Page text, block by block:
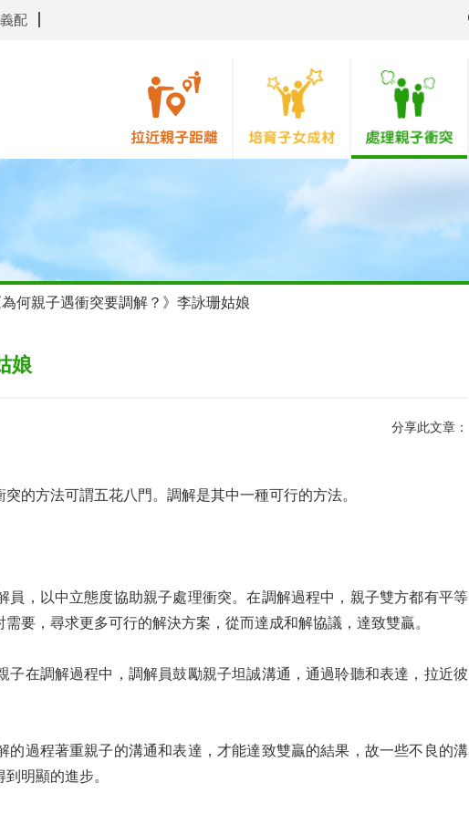
配
為何親子遇衝突要調解？》李詠珊姑娘
娘
分享此文章：
的方法可謂五花八門。調解是其中一種可行的方法。
員，以中立態度協助親子處理衝突。在調解過程中，親子雙方都有平等
要，尋求更多可行的解決方案，從而達成和解協議，達致雙贏。
在調解過程中，調解員鼓勵親子坦誠溝通，通過聆聽和表達，拉近彼
的過程著重親子的溝通和表達，才能達致雙贏的結果，故一些不良的溝
明顯的進步。